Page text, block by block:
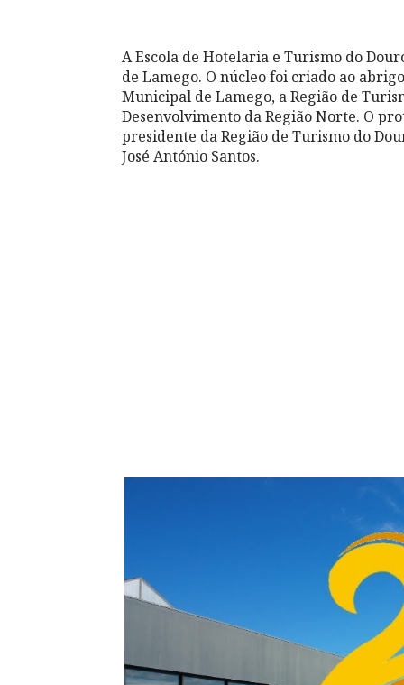
A Escola de Hotelaria e Turismo do
de Lamego. O núcleo foi criado ao
Municipal de Lamego, a Região de
Desenvolvimento da Região Norte. O
presidente da Região de Turismo do
José António Santos.